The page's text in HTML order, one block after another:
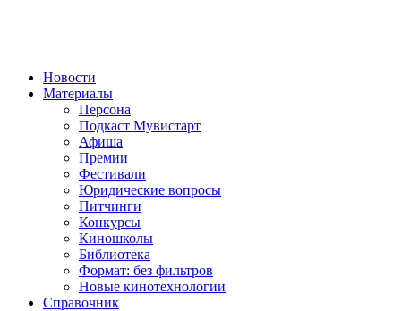
Новости
Материалы
Персона
Подкаст Мувистарт
Афиша
Премии
Фестивали
Юридические вопросы
Питчинги
Конкурсы
Киношколы
Библиотека
Формат: без фильтров
Новые кинотехнологии
Справочник